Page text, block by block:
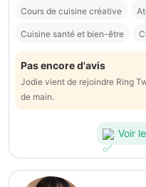
Cours de cuisine créative
Cuisine santé et bien-être
Pas encore d'avis
Jodie vient de rejoindre Ring
de main.
Voir